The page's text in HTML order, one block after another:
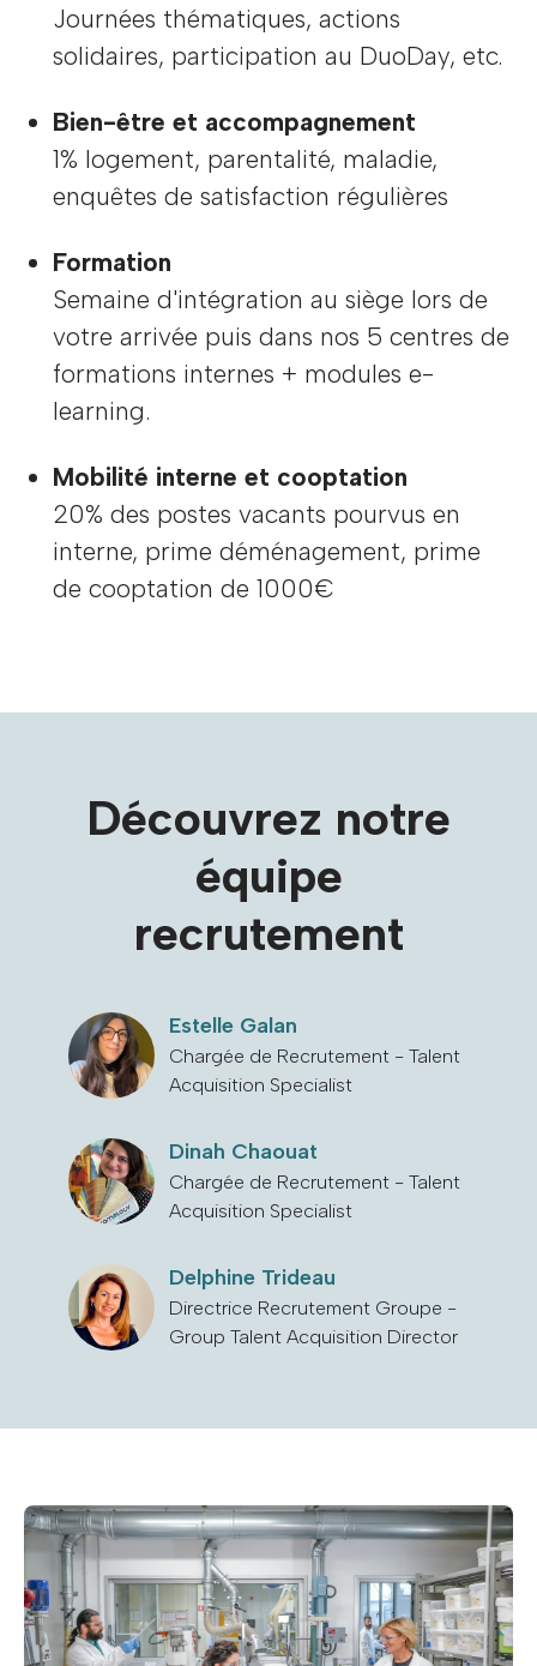
Journées thématiques, actions
solidaires, participation au DuoDay, etc.
Bien-être et accompagnement
1% logement, parentalité, maladie,
enquêtes de satisfaction régulières
Formation
Semaine d'intégration au siège lors de
votre arrivée puis dans nos 5 centres de
formations internes + modules e-
learning.
Mobilité interne et cooptation
20% des postes vacants pourvus en
interne, prime déménagement, prime
de cooptation de 1000€
Découvrez notre
équipe
recrutement
Estelle Galan
Chargée de Recrutement - Talent
Acquisition Specialist
Dinah Chaouat
Chargée de Recrutement - Talent
Acquisition Specialist
Delphine Trideau
Directrice Recrutement Groupe -
Group Talent Acquisition Director